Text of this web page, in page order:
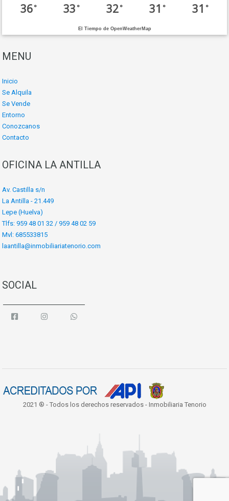
36° 33 ° 32° 31 ° 31 °
El Tiempo de OpenWeatherMap
MENU
Inicio
Se Alquila
Se Vende
Entorno
Conozcanos
Contacto
OFICINA LA ANTILLA
Av. Castilla s/n
La Antilla - 21.449
Lepe (Huelva)
Tlfs: 959 48 01 32 / 959 48 02 59
Mvl: 685533815
laantilla@inmobiliariatenorio.com
SOCIAL
2021 ® - Todos los derechos reservados - Inmobiliaria Tenorio